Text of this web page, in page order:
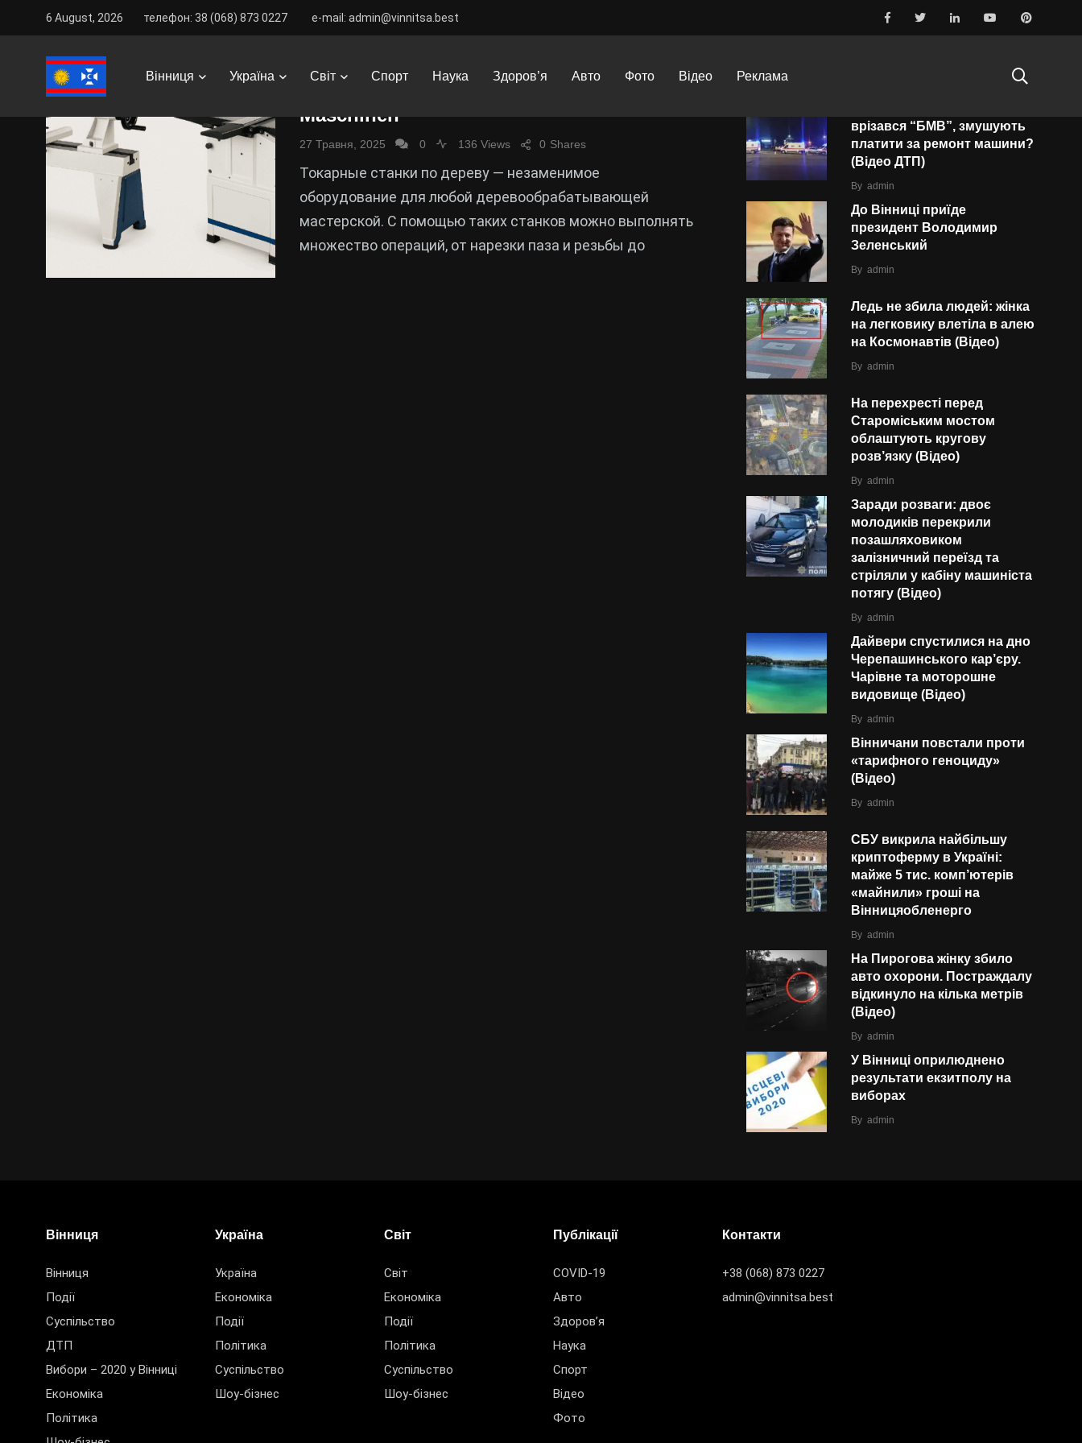
6 August, 2026 телефон: 38 (068) 873 0227 e-mail: admin@vinnitsa.best
Вінниця Україна Світ Спорт Наука Здоров’я Авто Фото Відео Реклама
фуговально-рейсмусовый станок FDB
Maschinen
27 Травня, 2025 0 136 Views Shares
0
Токарные станки по дереву — незаменимое
оборудование для любой деревообрабатывающей
мастерской. С помощью таких станков можно выполнять
множество операций, от нарезки паза и резьбы до
врізався “БMВ”, змушують
платити за ремонт машини?
(Відео ДТП)
By admin
До Вінниці приїде
президент Володимир
Зеленський
By admin
Ледь не збила людей: жінка
на легковику влетіла в алею
на Космонавтів (Відео)
By admin
На перехресті перед
Староміським мостом
облаштують кругову
розв’язку (Відео)
By admin
Заради розваги: двоє
молодиків перекрили
позашляховиком
залізничний переїзд та
стріляли у кабіну машиніста
потягу (Відео)
By admin
Дайвери спустилися на дно
Черепашинського кар’єру.
Чарівне та моторошне
видовище (Відео)
By admin
Вінничани повстали проти
«тарифного геноциду»
(Відео)
By admin
СБУ викрила найбільшу
криптоферму в Україні:
майже 5 тис. комп’ютерів
«майнили» гроші на
Вінницяобленерго
By admin
На Пирогова жінку збило
авто охорони. Постраждалу
відкинуло на кілька метрів
(Відео)
By admin
У Вінниці оприлюднено
результати екзитполу на
виборах
By admin
Вінниця
Вінниця
Події
Суспільство
ДТП
Вибори – 2020 у Вінниці
Економіка
Політика
Україна
Україна
Економіка
Події
Політика
Суспільство
Шоу-бізнес
Світ
Світ
Економіка
Події
Політика
Суспільство
Шоу-бізнес
Публікації
COVID-19
Авто
Здоров’я
Наука
Спорт
Відео
Фото
Контакти
+38 (068) 873 0227
admin@vinnitsa.best